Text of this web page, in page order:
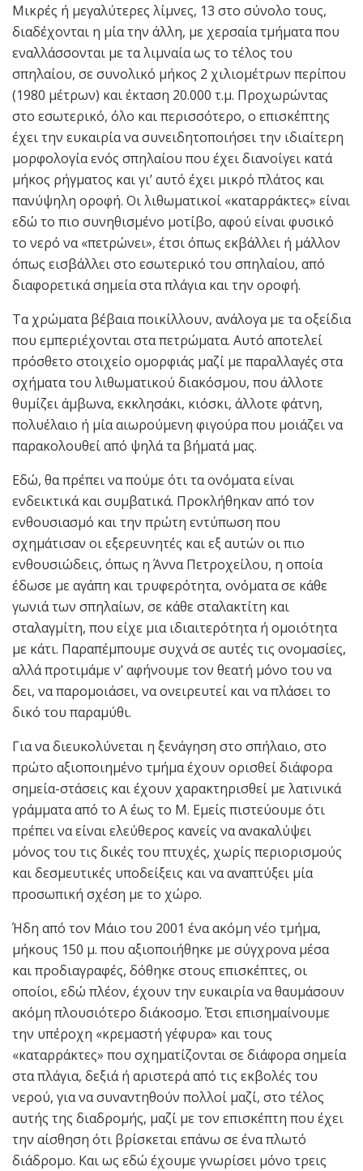
Μικρές ή μεγαλύτερες λίμνες, 13 στο σύνολο τους,
διαδέχονται η μία την άλλη, με χερσαία τμήματα που
εναλλάσσονται με τα λιμναία ως το τέλος του
σπηλαίου, σε συνολικό μήκος 2 χιλιομέτρων περίπου
(1980 μέτρων) και έκταση 20.000 τ.μ. Προχωρώντας
στο εσωτερικό, όλο και περισσότερο, ο επισκέπτης
έχει την ευκαιρία να συνειδητοποιήσει την ιδιαίτερη
μορφολογία ενός σπηλαίου που έχει διανοίγει κατά
μήκος ρήγματος και γι’ αυτό έχει μικρό πλάτος και
πανύψηλη οροφή. Οι λιθωματικοί «καταρράκτες» είναι
εδώ το πιο συνηθισμένο μοτίβο, αφού είναι φυσικό
το νερό να «πετρώνει», έτσι όπως εκβάλλει ή μάλλον
όπως εισβάλλει στο εσωτερικό του σπηλαίου, από
διαφορετικά σημεία στα πλάγια και την οροφή.
Τα χρώματα βέβαια ποικίλλουν, ανάλογα με τα οξείδια
που εμπεριέχονται στα πετρώματα. Αυτό αποτελεί
πρόσθετο στοιχείο ομορφιάς μαζί με παραλλαγές στα
σχήματα του λιθωματικού διακόσμου, που άλλοτε
θυμίζει άμβωνα, εκκλησάκι, κιόσκι, άλλοτε φάτνη,
πολυέλαιο ή μία αιωρούμενη φιγούρα που μοιάζει να
παρακολουθεί από ψηλά τα βήματά μας.
Εδώ, θα πρέπει να πούμε ότι τα ονόματα είναι
ενδεικτικά και συμβατικά. Προκλήθηκαν από τον
ενθουσιασμό και την πρώτη εντύπωση που
σχημάτισαν οι εξερευνητές και εξ αυτών οι πιο
ενθουσιώδεις, όπως η Άννα Πετροχείλου, η οποία
έδωσε με αγάπη και τρυφερότητα, ονόματα σε κάθε
γωνιά των σπηλαίων, σε κάθε σταλακτίτη και
σταλαγμίτη, που είχε μια ιδιαιτερότητα ή ομοιότητα
με κάτι. Παραπέμπουμε συχνά σε αυτές τις ονομασίες,
αλλά προτιμάμε ν’ αφήνουμε τον θεατή μόνο του να
δει, να παρομοιάσει, να ονειρευτεί και να πλάσει το
δικό του παραμύθι.
Για να διευκολύνεται η ξενάγηση στο σπήλαιο, στο
πρώτο αξιοποιημένο τμήμα έχουν ορισθεί διάφορα
σημεία-στάσεις και έχουν χαρακτηρισθεί με λατινικά
γράμματα από το Α έως το Μ. Εμείς πιστεύουμε ότι
πρέπει να είναι ελεύθερος κανείς να ανακαλύψει
μόνος του τις δικές του πτυχές, χωρίς περιορισμούς
και δεσμευτικές υποδείξεις και να αναπτύξει μία
προσωπική σχέση με το χώρο.
Ήδη από τον Μάιο του 2001 ένα ακόμη νέο τμήμα,
μήκους 150 μ. που αξιοποιήθηκε με σύγχρονα μέσα
και προδιαγραφές, δόθηκε στους επισκέπτες, οι
οποίοι, εδώ πλέον, έχουν την ευκαιρία να θαυμάσουν
ακόμη πλουσιότερο διάκοσμο. Έτσι επισημαίνουμε
την υπέροχη «κρεμαστή γέφυρα» και τους
«καταρράκτες» που σχηματίζονται σε διάφορα σημεία
στα πλάγια, δεξιά ή αριστερά από τις εκβολές του
νερού, για να συναντηθούν πολλοί μαζί, στο τέλος
αυτής της διαδρομής, μαζί με τον επισκέπτη που έχει
την αίσθηση ότι βρίσκεται επάνω σε ένα πλωτό
διάδρομο. Και ως εδώ έχουμε γνωρίσει μόνο τρεις